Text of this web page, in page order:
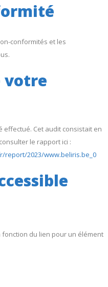
conformités et les
votre
effectué. Cet audit consistait en
le rapport ici :
report/2023/www.beliris.be_0
du lien pour un élément